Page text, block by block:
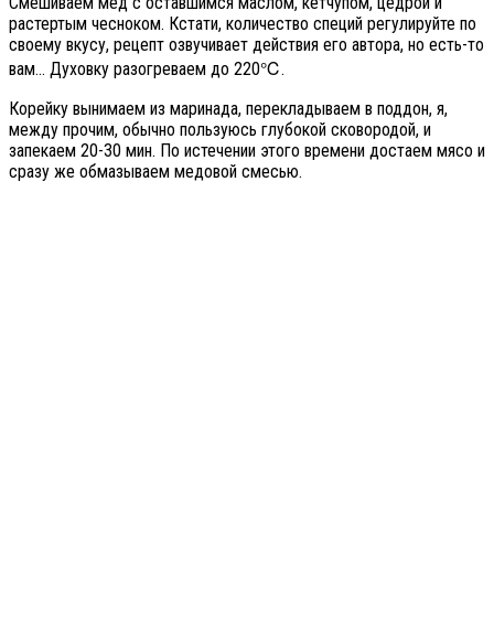
растертым чесноком. Кстати, количество специй регулируйте по
своему вкусу, рецепт озвучивает действия его автора, но есть-то
вам… Духовку разогреваем до 220℃.
Корейку вынимаем из маринада, перекладываем в поддон, я,
между прочим, обычно пользуюсь глубокой сковородой, и
запекаем 20-30 мин. По истечении этого времени достаем мясо и
сразу же обмазываем медовой смесью.